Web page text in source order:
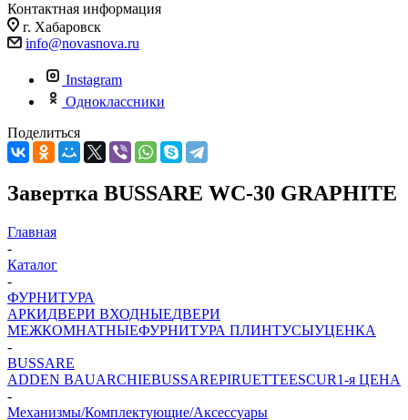
Контактная информация
г. Хабаровск
info@novasnova.ru
Instagram
Одноклассники
Поделиться
Завертка BUSSARE WC-30 GRAPHITE
Главная
-
Каталог
-
ФУРНИТУРА
АРКИДВЕРИ ВХОДНЫЕДВЕРИ
МЕЖКОМНАТНЫЕФУРНИТУРА ПЛИНТУСЫУЦЕНКА
-
BUSSARE
ADDEN BAUARCHIEBUSSAREPIRUETTEESCUR1-я ЦЕНА
-
Механизмы/Комплектующие/Аксессуары